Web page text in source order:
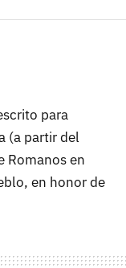
para
(a partir del
Romanos en
en honor de